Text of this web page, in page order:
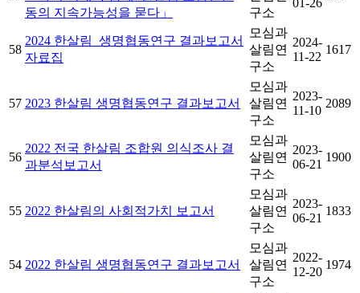
동의 지속가능성을 묻다」
구소
58
2024 한살림_생명협동연구 결과보고서
자료집
모심과
살림연
구소
2024-
11-22
1617
57 2023 한살림 생명협동연구 결과보고서
모심과
살림연
구소
2023-
11-10
2089
56
2022 전국 한살림 조합원 의식조사 결
과분석보고서
모심과
살림연
구소
2023-
06-21
1900
55 2022 한살림의 사회적가치 보고서
모심과
살림연
구소
2023-
06-21
1833
54 2022 한살림 생명협동연구 결과보고서
모심과
살림연
구소
2022-
12-20
1974